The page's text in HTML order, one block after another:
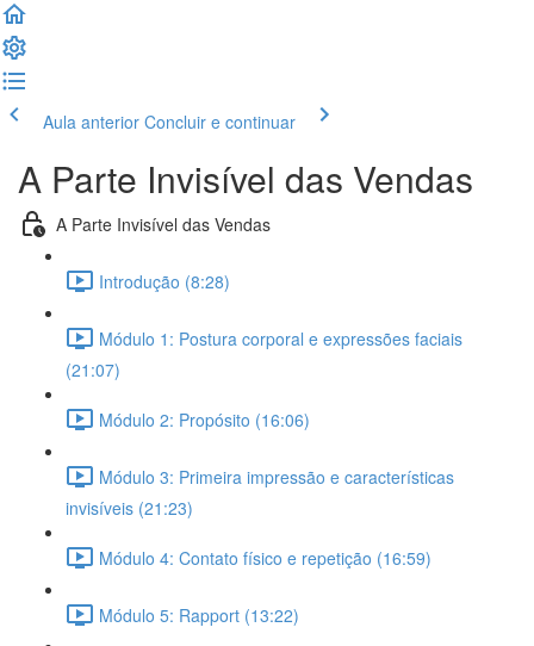
Aula anterior Concluir e continuar
A Parte Invisível das Vendas
A Parte Invisível das Vendas
Introdução (8:28)
Módulo 1: Postura corporal e expressões faciais
(21:07)
Módulo 2: Propósito (16:06)
Módulo 3: Primeira impressão e características
invisíveis (21:23)
Módulo 4: Contato físico e repetição (16:59)
Módulo 5: Rapport (13:22)